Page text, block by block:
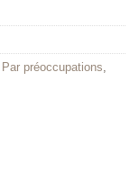
Par préoccupations